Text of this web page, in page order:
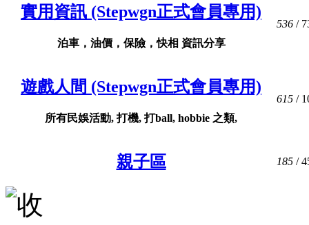
實用資訊 (Stepwgn正式會員專用)
泊車，油價，保險，快相 資訊分享
536 /
遊戲人間 (Stepwgn正式會員專用)
所有民娛活動, 打機, 打ball, hobbie 之類,
615 /
親子區 185 /